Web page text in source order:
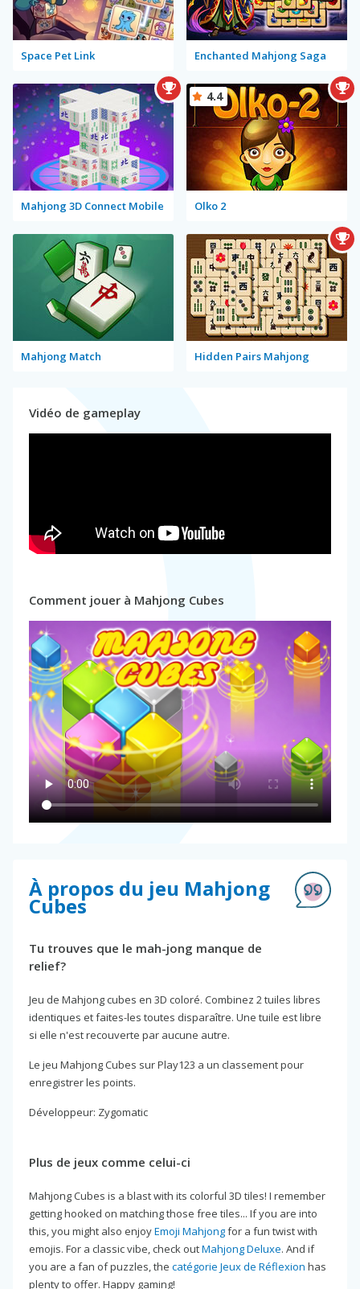
Space Pet Link Enchanted Mahjong Saga
Mahjong 3D Connect Mobile Olko 2
4.4
Mahjong Match Hidden Pairs Mahjong
Vidéo de gameplay
Comment jouer à Mahjong Cubes
À propos du jeu Mahjong
Cubes
Tu trouves que le mah-jong manque de
relief?
Jeu de Mahjong cubes en 3D coloré. Combinez 2 tuiles libres
identiques et faites-les toutes disparaître. Une tuile est libre
si elle n'est recouverte par aucune autre.
Le jeu Mahjong Cubes sur Play123 a un classement pour
enregistrer les points.
Développeur: Zygomatic
Plus de jeux comme celui-ci
Mahjong Cubes is a blast with its colorful 3D tiles! I remember
getting hooked on matching those free tiles... If you are into
this, you might also enjoyEmoji Mahjongfor a fun twist with
emojis. For a classic vibe, check outMahjong Deluxe. And if
you are a fan of puzzles, the catégorie Jeux de Réflexion has
plenty to offer. Happy gaming!